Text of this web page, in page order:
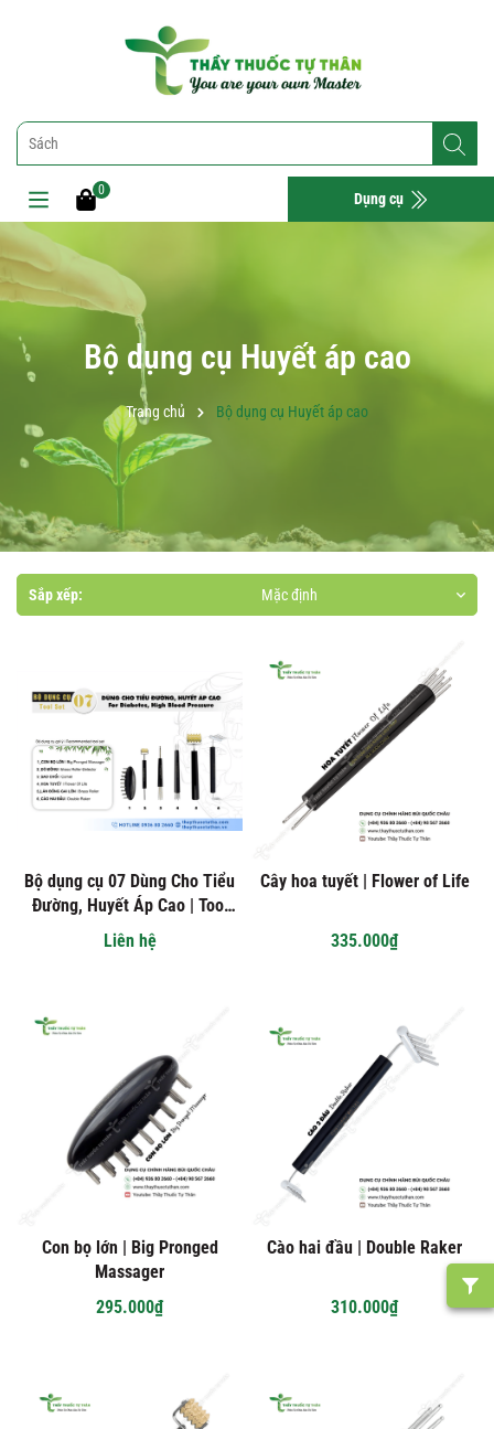
0 Dụng cụ
Bộ dụng cụ Huyết áp cao
Trang chủ Bộ dụng cụ Huyết áp cao
Sắp xếp: Mặc định
Bộ dụng cụ 07 Dùng Cho Tiểu
Đường, Huyết Áp Cao | Tool
Set 07 For Diabetes, High
Blood Pressure
Liên hệ
Cây hoa tuyết | Flower of Life
335.000₫
Con bọ lớn | Big Pronged
Massager
295.000₫
Cào hai đầu | Double Raker
310.000₫